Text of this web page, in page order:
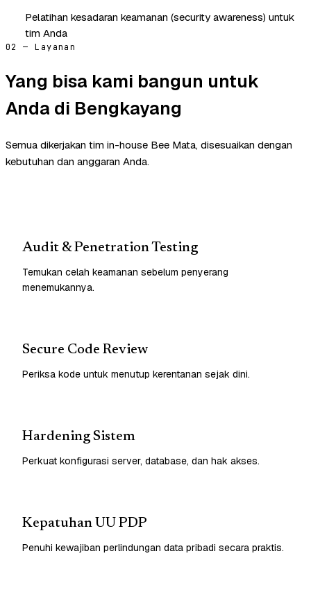
Pelatihan kesadaran keamanan (security awareness) untuk
tim Anda
02 — Layanan
Yang bisa kami bangun untuk
Anda di Bengkayang
Semua dikerjakan tim in-house Bee Mata, disesuaikan dengan
kebutuhan dan anggaran Anda.
Audit & Penetration Testing
Temukan celah keamanan sebelum penyerang
menemukannya.
Secure Code Review
Periksa kode untuk menutup kerentanan sejak dini.
Hardening Sistem
Perkuat konfigurasi server, database, dan hak akses.
Kepatuhan UU PDP
Penuhi kewajiban perlindungan data pribadi secara praktis.